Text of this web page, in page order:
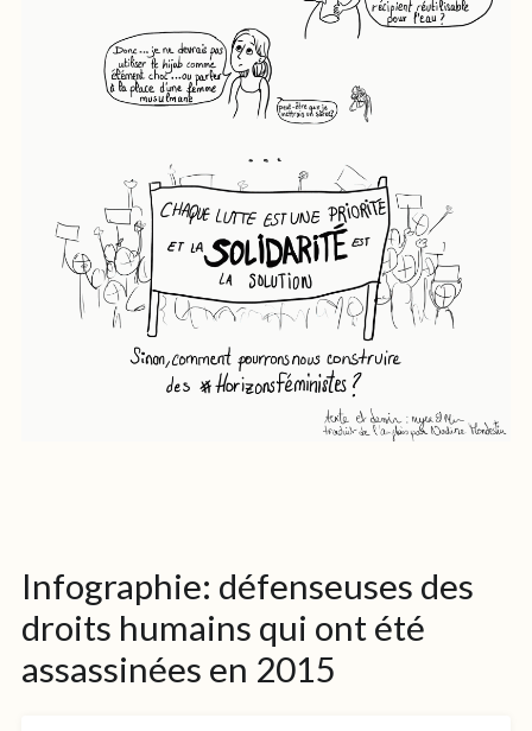
Infographie: défenseuses des
droits humains qui ont été
assassinées en 2015